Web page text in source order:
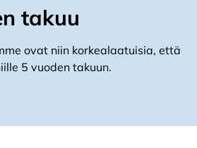
takuu
ovat niin korkealaatuisia, että
5 vuoden takuun.